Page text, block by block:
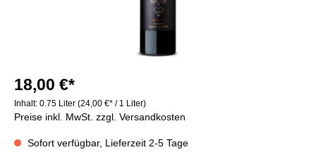
18,00 €*
Inhalt: 0.75 Liter (24,00 €* / 1 Liter)
Preise inkl. MwSt. zzgl. Versandkosten
Sofort verfügbar, Lieferzeit 2-5 Tage